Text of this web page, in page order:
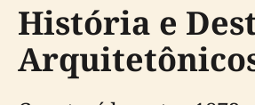
História e